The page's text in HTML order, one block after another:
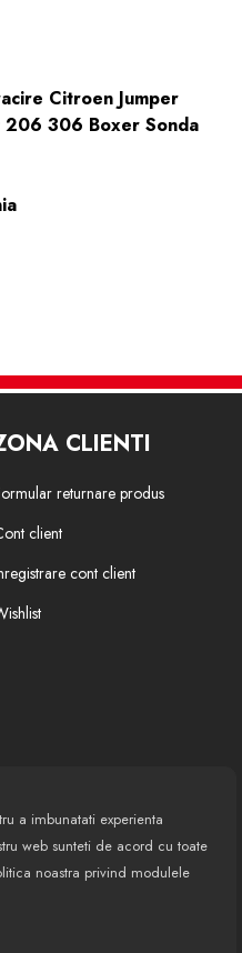
a imbunatati experienta
web sunteti de acord cu toate
noastra privind modulele
Citroen Jumper
206 306 Boxer Sonda
CLIENTI
returnare produs
client
cont client